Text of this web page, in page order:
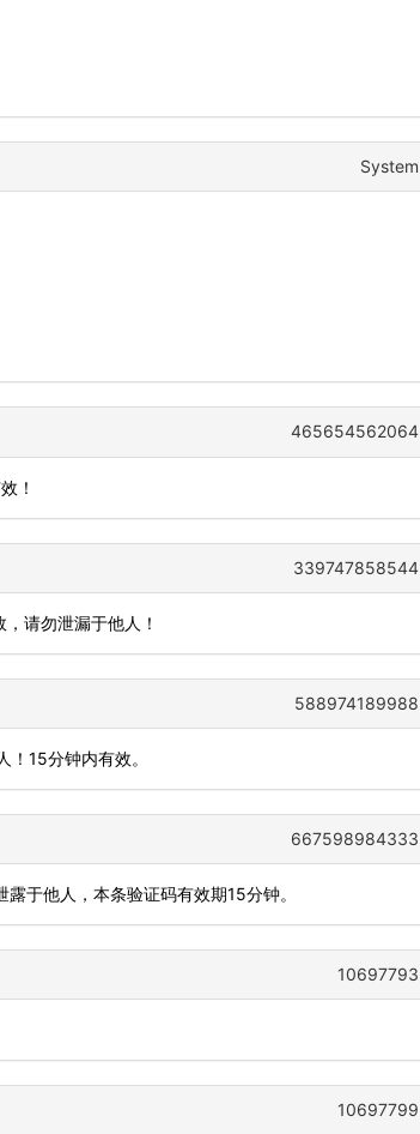
System
465654562064
！
339747858544
请勿泄漏于他人！
588974189988
15分钟内有效。
667598984333
于他人，本条验证码有效期15分钟。
10697793
10697799